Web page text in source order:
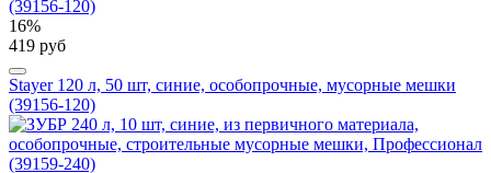
16%
419 руб
Stayer 120 л, 50 шт, синие, особопрочные, мусорные мешки
(39156-120)